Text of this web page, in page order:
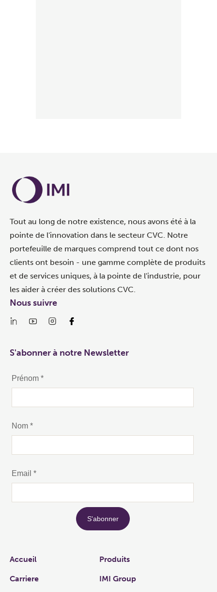
Tout au long de notre existence, nous avons été à la
pointe de l'innovation dans le secteur CVC. Notre
portefeuille de marques comprend tout ce dont nos
clients ont besoin - une gamme complète de produits
et de services uniques, à la pointe de l'industrie, pour
les aider à créer des solutions CVC.
Links
Accueil Produits
Carriere IMI Group
Nous suivre
S'abonner à notre Newsletter